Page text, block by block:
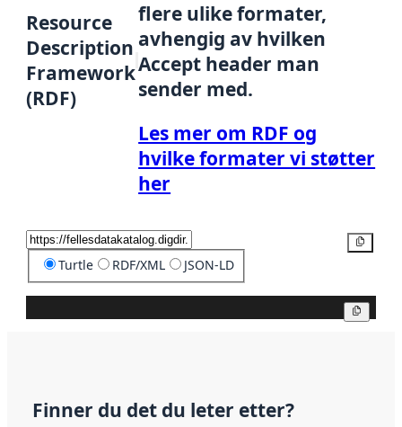
Resource
Description
Framework
(RDF)
flere ulike formater,
avhengig av hvilken
Accept header man
sender med.
Les mer om RDF og
hvilke formater vi støtter
her
Turtle RDF/XML JSON-LD
Finner du det du leter etter?